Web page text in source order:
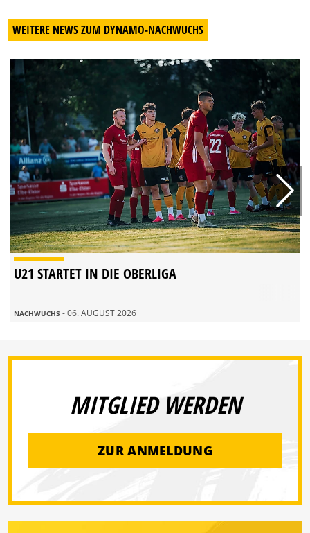
WEITERE NEWS ZUM DYNAMO-NACHWUCHS
U21 STARTET IN DIE OBERLIGA
NACHWUCHS - 06. AUGUST 2026
MITGLIED WERDEN
ZUR ANMELDUNG